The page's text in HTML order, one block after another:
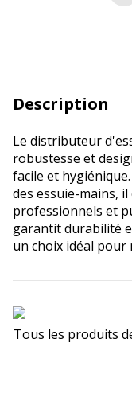
Description
Le distributeur
robustesse et
facile et
des essuie-mains,
professionnels et
garantit durabilité
un choix idéal
Tous les produits